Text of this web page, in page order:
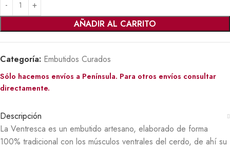
AÑADIR AL CARRITO
Categoría: Embutidos Curados
Sólo hacemos envíos a Península. Para otros envíos consultar
directamente.
Descripción
La Ventresca es un embutido artesano, elaborado de forma
100% tradicional con los músculos ventrales del cerdo, de ahí su